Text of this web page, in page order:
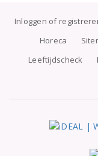
Inloggen of
Horeca
Leeftijdscheck